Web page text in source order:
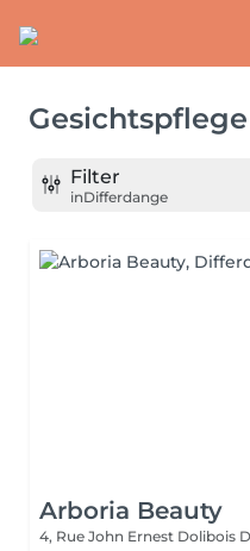
Gesichtspflege
Filter
inDifferdange
Arboria Beauty
4, Rue John Ernest Dolibois